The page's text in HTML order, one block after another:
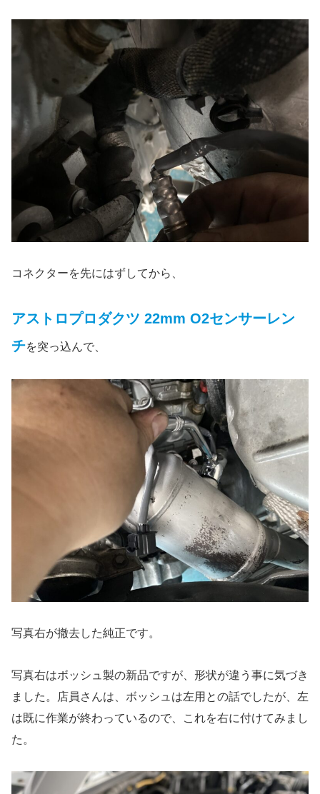
コネクターを先にはずしてから、
アストロプロダクツ 22mm O2センサーレン
チを突っ込んで、
写真右が撤去した純正です。
写真右はボッシュ製の新品ですが、形状が違う事に気づき
ました。店員さんは、ボッシュは左用との話でしたが、左
は既に作業が終わっているので、これを右に付けてみまし
た。